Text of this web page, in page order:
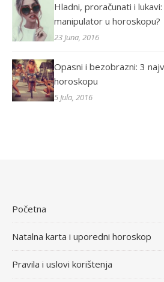
Hladni, proračunati i
manipulator u horoskopu?
23 Juna, 2016
Opasni i bezobrazni: 3
horoskopu
5 Jula, 2016
Početna
Natalna karta i uporedni horoskop
Pravila i uslovi korištenja